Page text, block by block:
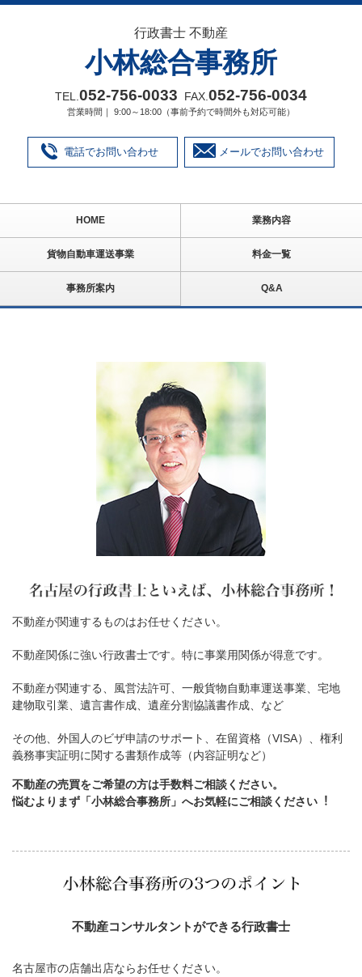
行政書士 不動産
小林総合事務所
TEL. 052‐756‐0033 FAX. 052‐756‐0034
営業時間｜ 9:00～18:00（事前予約で時間外も対応可能）
電話でお問い合わせ メールでお問い合わせ
HOME 業務内容
貨物自動車運送事業 料金一覧
事務所案内 Q&A
不動産が関連するものはお任せください。
不動産関係に強い行政書士です。特に事業用関係が得意です。
不動産が関連する、風営法許可、一般貨物自動車運送事業、宅地
建物取引業、遺言書作成、遺産分割協議書作成、など
その他、外国人のビザ申請のサポート、在留資格（VISA）、権利
義務事実証明に関する書類作成等（内容証明など）
不動産の売買をご希望の方は手数料ご相談ください。
悩むよりまず「小林総合事務所」へお気軽にご相談ください︕
不動産コンサルタントができる行政書士
名古屋市の店舗出店ならお任せください。